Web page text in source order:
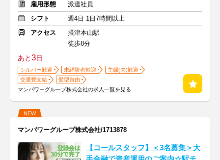
雇用形態
派遣社員
シフト
週4日 1日7時間以上
アクセス
摂津本山駅
徒歩8分
あと3日
シルバー歓迎 未経験者歓迎
主婦(夫)歓迎
交通費支給
髪型自由
マンパワーグループ株式会社の求人一覧を見る
NEW
マンパワーグループ株式会社/1713878
【コールスタッフ】＜3名募集＞大